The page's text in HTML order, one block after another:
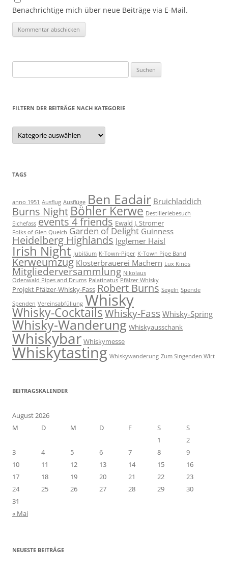
Benachrichtige mich über neue Beiträge via E-Mail.
nach:
FILTERN DER BEITRÄGE NACH KATEGORIE
Filtern
der
Beiträge
TAGS
anno 1951 Ausflug Ausflüge Ben Eadair Bruichladdich
Burns Night Böhler Kerwe Destilleriebesuch
Eichefass events 4 friends Ewald J. Stromer
Folks of Glen Queich Garden of Delight Guinness
Heidelberg Highlands Igglemer Haisl
Irish Night Jubiläum K-Town-Piper K-Town Pipe Band
Kerweumzug Klosterbrauerei Machern Lux Kinos
Mitgliederversammlung Nikolaus
Odenwald Pipes and Drums Palatinatus Pfälzer Whisky
Projekt Pfälzer-Whisky-Fass Robert Burns Segeln Spende
Spenden Vereinsabfüllung Whisky
Whisky-CocktailsWhisky-Fass Whisky-Spring
Whisky-Wanderung Whiskyausschank
Whiskybar Whiskymesse
Whiskytasting Whiskywanderung Zum Singenden Wirt
BEITRAGSKALENDER
August 2026
M
D M D F S
S
1
2
3
4 5 6 7 8
9
10
11 12 13 14 15
16
17
18 19 20 21 22
23
24
25 26 27 28 29
30
31
« Mai
NEUESTE BEITRÄGE